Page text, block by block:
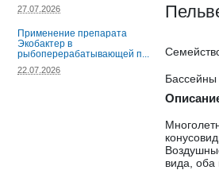
Бассейны
вида, оба
27.07.2026
Применение препарата
Экобактер в
рыбоперерабатывающей п...
22.07.2026